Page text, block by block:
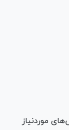
موردنیاز